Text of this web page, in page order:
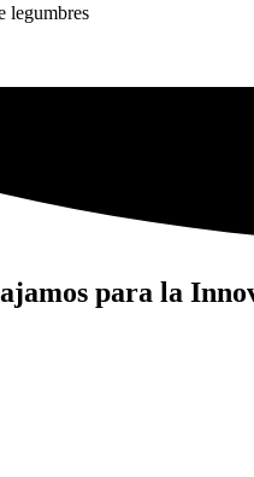
legumbres
para la